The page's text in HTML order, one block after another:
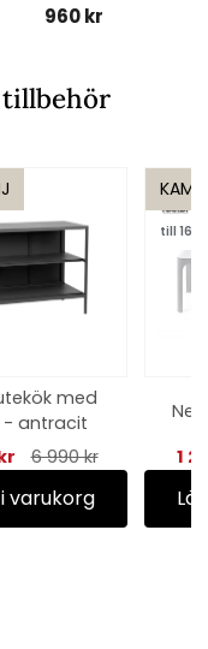
960 kr
tillbehör
med
- antracit
6 990 kr
varukorg
till 16/8
1